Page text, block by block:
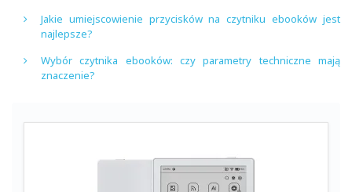
Jakie umiejscowienie przycisków na czytniku ebooków jest
najlepsze?
Wybór czytnika ebooków: czy parametry techniczne mają
znaczenie?